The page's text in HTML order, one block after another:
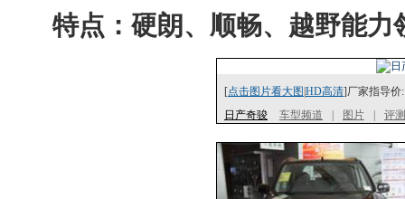
特点：硬朗、顺畅、越野能力
[点击图片看大图 HD高清]厂家指导价:
日产奇骏
车型频道 图片 评测